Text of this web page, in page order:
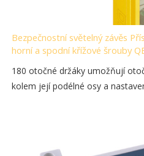
Bezpečnostní světelný závěs
horní a spodní křížové šrouby
180 otočné držáky umožňují
kolem její podélné osy a